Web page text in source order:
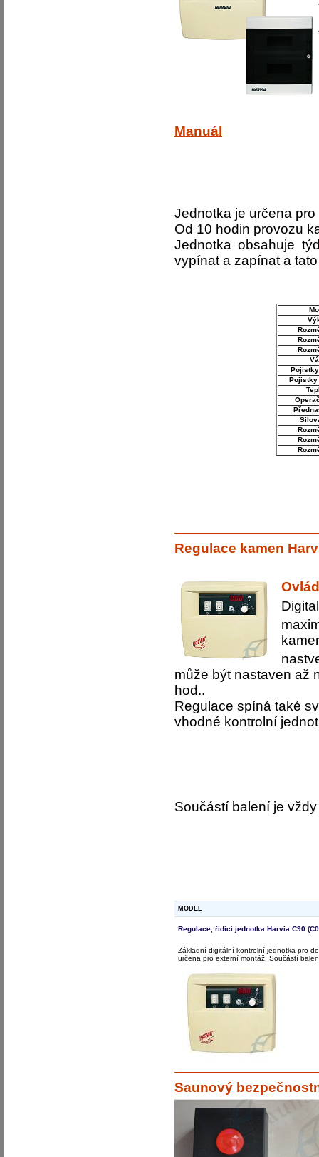
Manuál
Jednotka je určena
Od 10 hodin provozu
Jednotka obsahuje
vypínat a zapínat a
Regulace kamen
může být nastaven až
hod..
Regulace spíná také
vhodné kontrolní
Součástí balení je
MODEL
Regulace, řídící jednotka Harvia C90
Základní digitální kontrolní jednotka pro
určena pro externí montáž. Součástí
Saunový